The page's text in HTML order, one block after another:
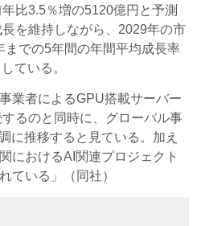
比3.5％増の5120億円と予測
を維持しながら、2029年の市
での5年間の年間平均成長率
ている。
業者によるGPU搭載サーバー
るのと同時に、グローバル事
に推移すると見ている。加え
におけるAI関連プロジェクト
ている」（同社）